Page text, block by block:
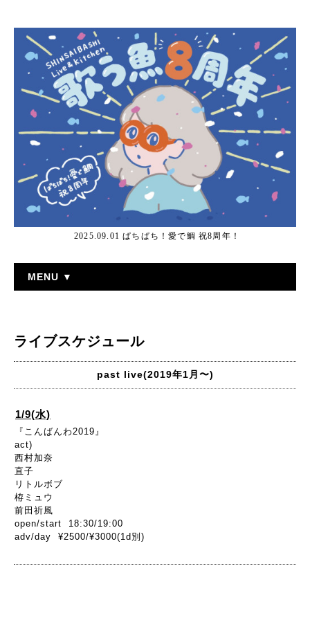
2025.09.01 ぱちぱち！愛で鯛 祝8周年！
MENU ▼
ライブスケジュール
past live(2019年1月〜)
1/9(水)
『こんばんわ2019』
act)
西村加奈
直子
リトルボブ
栫ミュウ
前田祈風
open/start 18:30/19:00
adv/day ¥2500/¥3000(1d別)